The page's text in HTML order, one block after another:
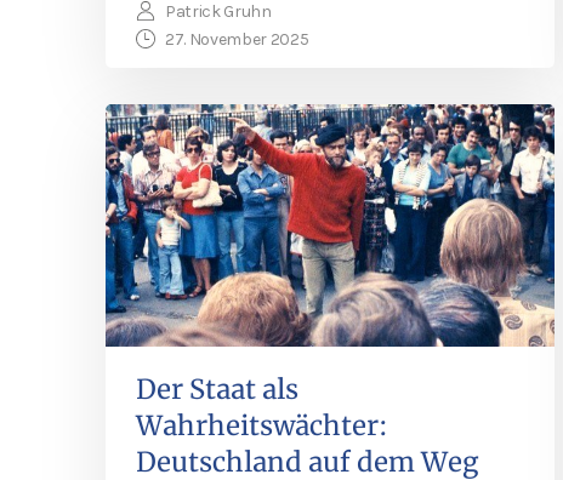
Patrick Gruhn
27. November 2025
Der Staat als
Wahrheitswächter:
Deutschland auf dem Weg